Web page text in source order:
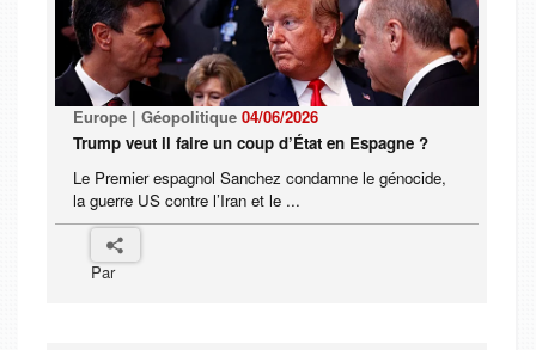
Europe | Géopolitique 04/06/2026
Trump veut il faire un coup d’État en Espagne ?
Le Premier espagnol Sanchez condamne le génocide,
la guerre US contre l’Iran et le ...
Par